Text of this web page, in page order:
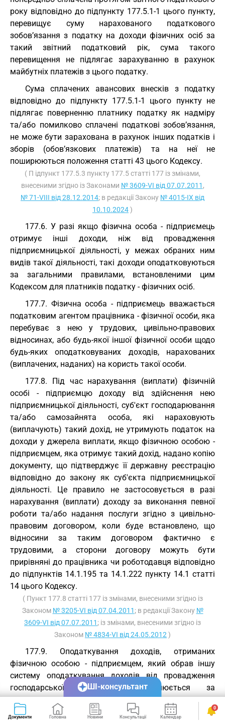
року відповідно до підпункту 177.5.1-1 цього пункту,
перевищує суму нарахованого податкового
зобов’язання з податку на доходи фізичних осіб за
такий звітний податковий рік, сума такого
перевищення не підлягає зарахуванню в рахунок
майбутніх платежів з цього податку.
Сума сплачених авансових внесків з податку
відповідно до підпункту 177.5.1-1 цього пункту не
підлягає поверненню платнику податку як надміру
та/або помилково сплачені податкові зобов’язання,
не може бути зарахована в рахунок інших податків і
зборів (обов’язкових платежів) та на неї не
поширюються положення статті 43 цього Кодексу.
( П ідпункт 177.5.3 пункту 177.5 статті 177 із змінами,
внесеними згідно із Законами № 3609-VI від 07.07.2011 ,
№ 71-VIII від 28.12.2014; в редакції Закону № 4015-IX від
10.10.2024)
177.6. У разі якщо фізична особа - підприємець
отримує інші доходи, ніж від провадження
підприємницької діяльності, у межах обраних ним
видів такої діяльності, такі доходи оподатковуються
за загальними правилами, встановленими цим
Кодексом для платників податку - фізичних осіб.
177.7. Фізична особа - підприємець вважається
податковим агентом працівника - фізичної особи, яка
перебуває з нею у трудових, цивільно-правових
відносинах, або будь-якої іншої фізичної особи щодо
будь-яких оподатковуваних доходів, нарахованих
(виплачених, наданих) на користь такої особи.
177.8. Під час нарахування (виплати) фізичній
особі - підприємцю доходу від здійснення нею
підприємницької діяльності, суб'єкт господарювання
та/або самозайнята особа, які нараховують
(виплачують) такий дохід, не утримують податок на
доходи у джерела виплати, якщо фізичною особою -
підприємцем, яка отримує такий дохід, надано копію
документу, що підтверджує її державну реєстрацію
відповідно до закону як суб'єкта підприємницької
діяльності. Це правило не застосовується в разі
нарахування (виплати) доходу за виконання певної
роботи та/або надання послуги згідно з цивільно-
правовим договором, коли буде встановлено, що
відносини за таким договором фактично є
трудовими, а сторони договору можуть бути
прирівняні до працівника чи роботодавця відповідно
до підпунктів 14.1.195 та 14.1.222 пункту 14.1 статті
14 цього Кодексу.
( Пункт 177.8 статті 177 із змінами, внесеними згідно із
Законом № 3205-VI від 07.04.2011 ; в редакції Закону №
3609-VI від 07.07.2011 ; із змінами, внесеними згідно із
Законом № 4834-VI від 24.05.2012 )
177.9. Оподаткування доходів, отриманих
фізичною особою - підприємцем, який обрав іншу
систему оподаткування доходів від провадження
господарської діяльності, здійснюється за
правилами, встановленими цим Кодексом.
177.10. Фізичні особи - підприємці зобов’язані
Документи Головна Новини Консультації Календар Сервіси
0
ШІ-консультант